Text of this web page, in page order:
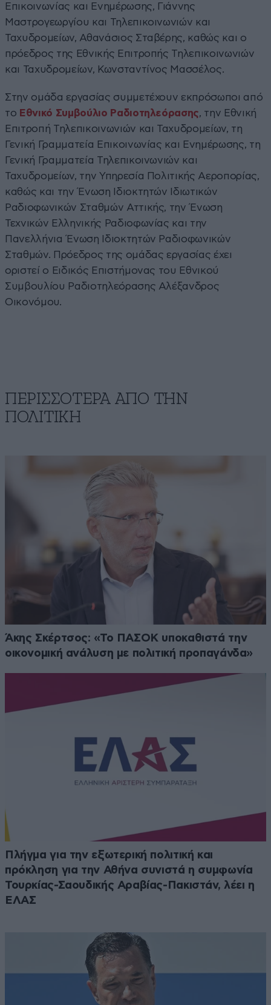
Επικοινωνίας και Ενημέρωσης, Γιάννης
Μαστρογεωργίου και Τηλεπικοινωνιών και
Ταχυδρομείων, Αθανάσιος Σταβέρης, καθώς και ο
πρόεδρος της Εθνικής Επιτροπής Τηλεπικοινωνιών
και Ταχυδρομείων, Κωνσταντίνος Μασσέλος.
Στην ομάδα εργασίας συμμετέχουν εκπρόσωποι από
το Εθνικό Συμβούλιο Ραδιοτηλεόρασης, την Εθνική
Επιτροπή Τηλεπικοινωνιών και Ταχυδρομείων, τη
Γενική Γραμματεία Επικοινωνίας και Ενημέρωσης, τη
Γενική Γραμματεία Τηλεπικοινωνιών και
Ταχυδρομείων, την Υπηρεσία Πολιτικής Αεροπορίας,
καθώς και την Ένωση Ιδιοκτητών Ιδιωτικών
Ραδιοφωνικών Σταθμών Αττικής, την Ένωση
Τεχνικών Ελληνικής Ραδιοφωνίας και την
Πανελλήνια Ένωση Ιδιοκτητών Ραδιοφωνικών
Σταθμών. Πρόεδρος της ομάδας εργασίας έχει
οριστεί ο Ειδικός Επιστήμονας του Εθνικού
Συμβουλίου Ραδιοτηλεόρασης Αλέξανδρος
Οικονόμου.
ΠΕΡΙΣΣΟΤΕΡΑ ΑΠΟ ΤΗΝ
ΠΟΛΙΤΙΚΗ
Άκης Σκέρτσος: «Το ΠΑΣΟΚ υποκαθιστά την
οικονομική ανάλυση με πολιτική προπαγάνδα»
Πλήγμα για την εξωτερική πολιτική και
πρόκληση για την Αθήνα συνιστά η συμφωνία
Τουρκίας-Σαουδικής Αραβίας-Πακιστάν, λέει η
ΕΛΑΣ